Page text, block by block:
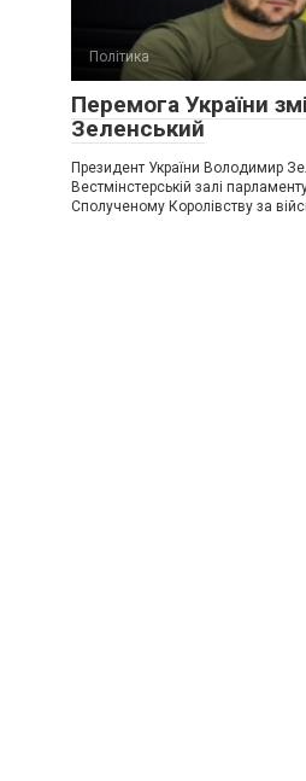
Політика
Перемога України
Зеленський
Президент України Володимир
Вестмінстерській залі
Сполученому Королівству за